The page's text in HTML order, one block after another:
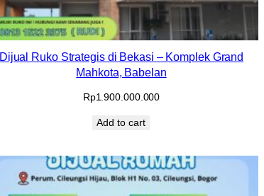
Dijual Ruko Strategis di Bekasi – Komplek Grand
Mahkota, Babelan
Rp1.900.000.000
Add to cart